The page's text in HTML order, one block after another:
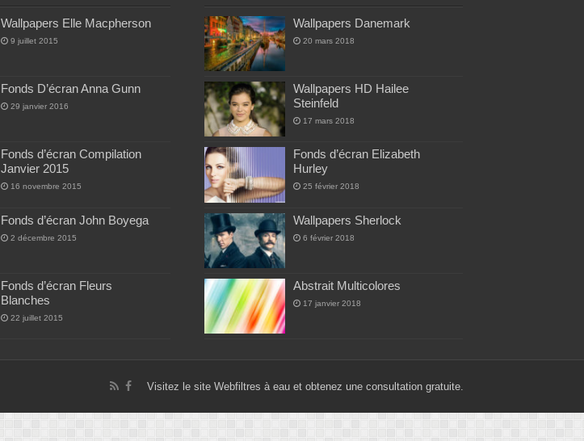
Wallpapers Elle Macpherson
9 juillet 2015
Fonds D’écran Anna Gunn
29 janvier 2016
Fonds d’écran Compilation
Janvier 2015
16 novembre 2015
Fonds d’écran John Boyega
2 décembre 2015
Fonds d’écran Fleurs
Blanches
22 juillet 2015
Wallpapers Danemark
20 mars 2018
Wallpapers HD Hailee
Steinfeld
17 mars 2018
Fonds d’écran Elizabeth
Hurley
25 février 2018
Wallpapers Sherlock
6 février 2018
Abstrait Multicolores
17 janvier 2018
Visitez le site Webfiltres à eauet obtenez une consultation gratuite.